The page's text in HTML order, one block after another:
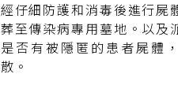
經仔細防護和消毒後進行屍
葬至傳染病專用墓地。以及
是否有被隱匿的患者屍體
散。